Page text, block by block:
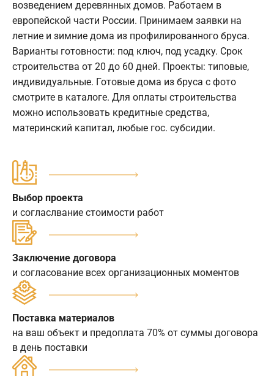
возведением деревянных домов. Работаем в
европейской части России. Принимаем заявки на
летние и зимние дома из профилированного бруса.
Варианты готовности: под ключ, под усадку. Срок
строительства от 20 до 60 дней. Проекты: типовые,
индивидуальные. Готовые дома из бруса с фото
смотрите в каталоге. Для оплаты строительства
можно использовать кредитные средства,
материнский капитал, любые гос. субсидии.
Выбор проекта
и согласлвание стоимости работ
Заключение договора
и согласование всех организационных моментов
Поставка материалов
на ваш объект и предоплата 70% от суммы договора
в день поставки